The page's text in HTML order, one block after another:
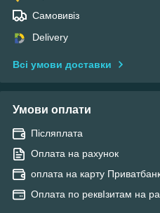
Самовивіз
Delivery
Всі умови доставки
Умови оплати
Післяплата
Оплата на рахунок
оплата на карту
Оплата по реквІзитам на